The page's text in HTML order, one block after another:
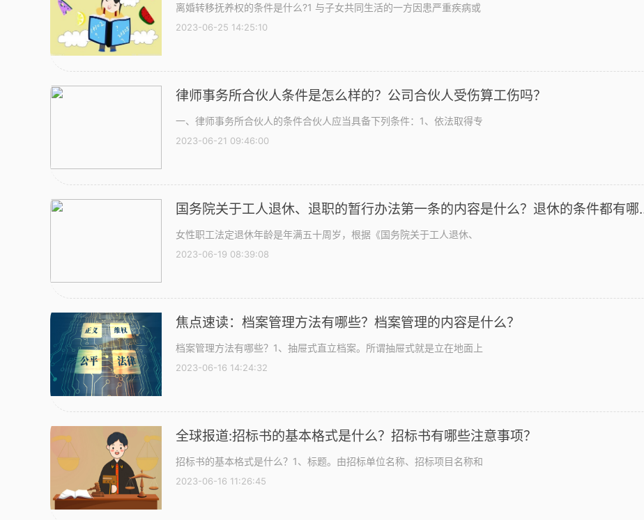
离婚转移抚养权的条件是什么?1 与子女共同生活的一方因患严重疾病或
2023-06-25 14:25:10
律师事务所合伙人条件是怎么样的？公司合伙人受伤算工伤吗？
一、律师事务所合伙人的条件合伙人应当具备下列条件：1、依法取得专
2023-06-21 09:46:00
国务院关于工人退休、退职的暂行办法第一条的内容是什么？退休的条件都有哪
些？_全球快播
女性职工法定退休年龄是年满五十周岁，根据《国务院关于工人退休、
2023-06-19 08:39:08
焦点速读：档案管理方法有哪些？档案管理的内容是什么？
档案管理方法有哪些？1、抽屉式直立档案。所谓抽屉式就是立在地面上
2023-06-16 14:24:32
全球报道:招标书的基本格式是什么？招标书有哪些注意事项？
招标书的基本格式是什么？1、标题。由招标单位名称、招标项目名称和
2023-06-16 11:26:45